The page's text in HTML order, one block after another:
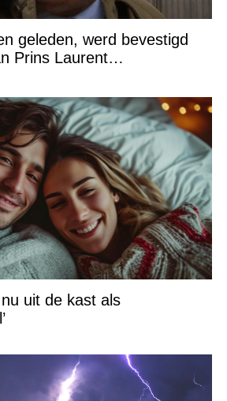
geleden, werd bevestigd
Prins Laurent…
uit de kast als